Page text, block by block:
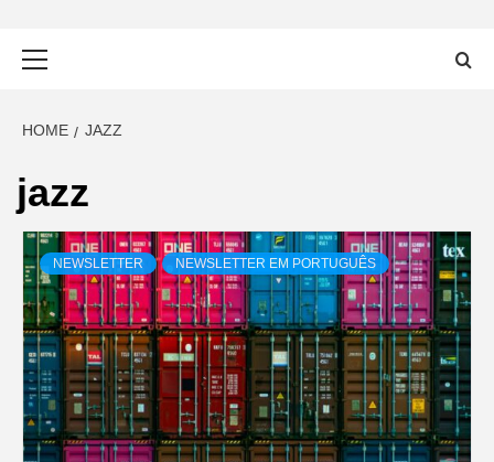
HOME JAZZ
jazz
NEWSLETTER NEWSLETTER EM PORTUGUÊS